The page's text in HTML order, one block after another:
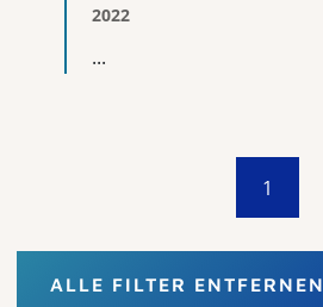
2022
...
1
ALLE FILTER ENTFERNEN